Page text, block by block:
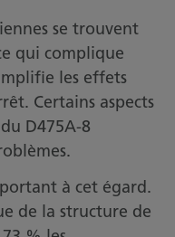
se trouvent
qui complique
les effets
Certains aspects
D475A-8
à cet égard.
de la structure de